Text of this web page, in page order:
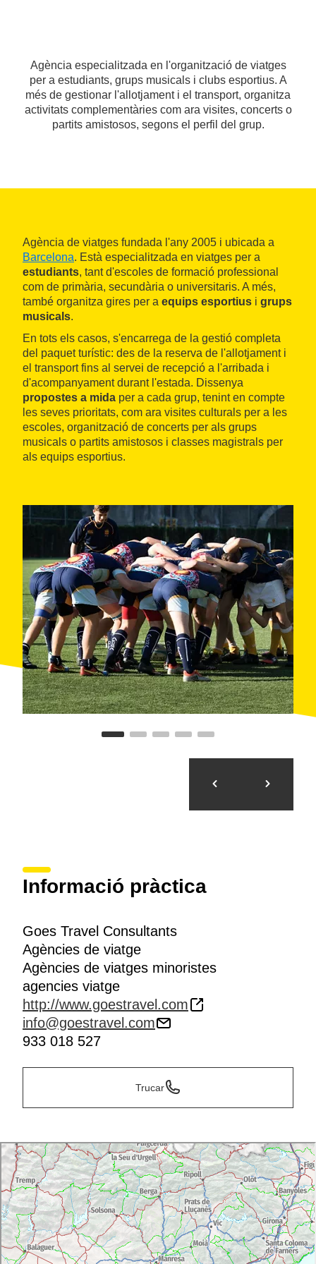
Agència especialitzada en l'organització de viatges
per a estudiants, grups musicals i clubs esportius. A
més de gestionar l'allotjament i el transport, organitza
activitats complementàries com ara visites, concerts o
partits amistosos, segons el perfil del grup.
Agència de viatges fundada l'any 2005 i ubicada a
Barcelona. Està especialitzada en viatges per a
estudiants, tant d'escoles de formació professional
com de primària, secundària o universitaris. A més,
també organitza gires per a equips esportius i grups
musicals.
En tots els casos, s'encarrega de la gestió completa
del paquet turístic: des de la reserva de l'allotjament i
el transport fins al servei de recepció a l'arribada i
d'acompanyament durant l'estada. Dissenya
propostes a mida per a cada grup, tenint en compte
les seves prioritats, com ara visites culturals per a les
escoles, organització de concerts per als grups
musicals o partits amistosos i classes magistrals per
als equips esportius.
Informació pràctica
Goes Travel Consultants
Agències de viatge
Agències de viatges minoristes
agencies viatge
http://www.goestravel.com
info@goestravel.com
933 018 527
Trucar